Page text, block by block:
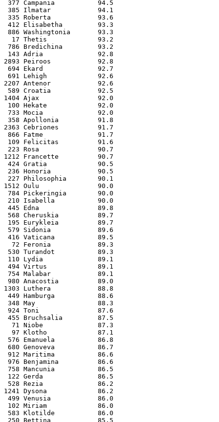
377 Campania           94.5
385 Ilmatar            94.1
335 Roberta            93.6
412 Elisabetha         93.3
886 Washingtonia       93.3
  17 Thetis             93.2
786 Bredichina         93.2
143 Adria              92.8
2893 Peiroos            92.8
694 Ekard              92.7
691 Lehigh             92.6
2207 Antenor            92.6
589 Croatia            92.5
1404 Ajax               92.0
100 Hekate             92.0
733 Mocia              92.0
358 Apollonia          91.8
2363 Cebriones          91.7
866 Fatme              91.7
109 Felicitas          91.6
223 Rosa               90.7
1212 Francette          90.7
424 Gratia             90.5
236 Honoria            90.5
227 Philosophia        90.1
1512 Oulu               90.0
784 Pickeringia        90.0
210 Isabella           90.0
445 Edna               89.8
568 Cheruskia          89.7
195 Eurykleia          89.7
579 Sidonia            89.6
416 Vaticana           89.5
  72 Feronia            89.3
530 Turandot           89.3
110 Lydia              89.1
494 Virtus             89.1
754 Malabar            89.1
980 Anacostia          89.0
1303 Luthera            88.8
449 Hamburga           88.6
348 May                88.3
924 Toni               87.6
455 Bruchsalia         87.5
  71 Niobe              87.3
  97 Klotho             87.1
576 Emanuela           86.8
680 Genoveva           86.7
912 Maritima           86.6
976 Benjamina          86.6
758 Mancunia           86.5
122 Gerda              86.5
528 Rezia              86.2
1241 Dysona             86.2
499 Venusia            86.0
102 Miriam             86.0
583 Klotilde           86.0
250 Bettina            85.5